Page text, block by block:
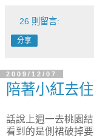
26 則留言:
分享
2009/12/07
陪著小紅去
話說上週一去桃園
看到的是側裙破掉